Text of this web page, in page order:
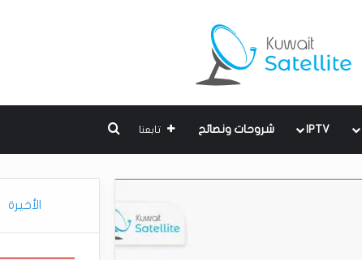
IPTV شروحات ونصائح تابعنا بحث عن
الأخيرة